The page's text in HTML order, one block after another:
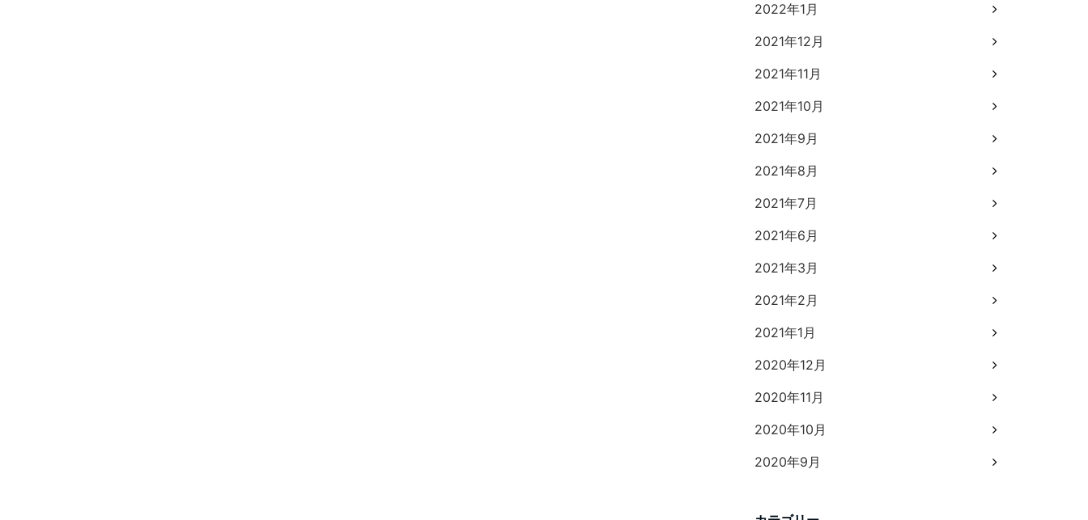
2022年1月
2021年12月
2021年11月
2021年10月
2021年9月
2021年8月
2021年7月
2021年6月
2021年3月
2021年2月
2021年1月
2020年12月
2020年11月
2020年10月
2020年9月